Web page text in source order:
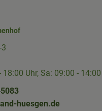
18:00 Uhr, Sa: 09:00 -
huesgen.de